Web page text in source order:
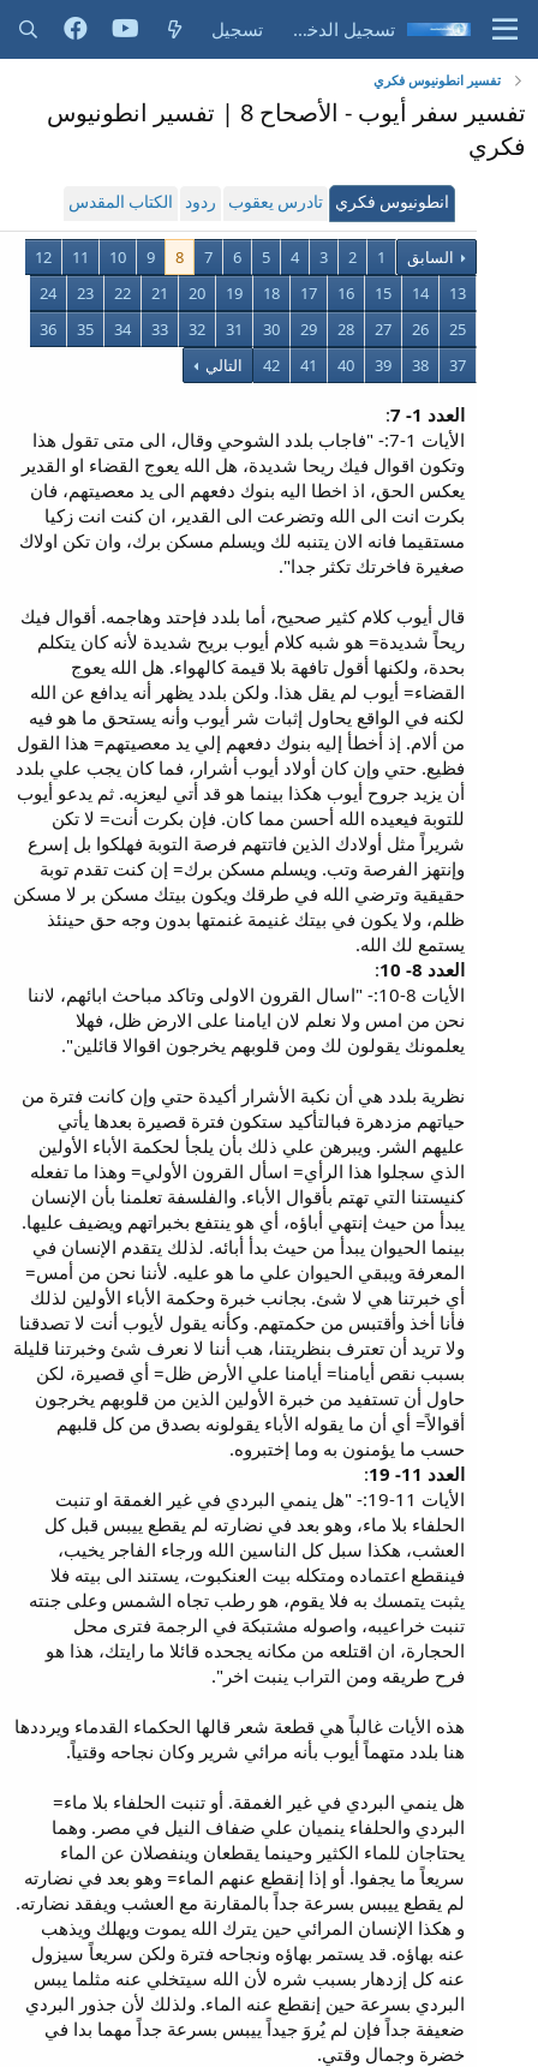
تسجيل الدخول تسجيل
تفسير انطونيوس فكري
تفسير سفر أيوب - الأصحاح 8 | تفسير انطونيوس
فكري
انطونيوس فكري تادرس يعقوب ردود الكتاب المقدس
السابق 1
2
3
4
5
6
7
8
9
10
11
12
13
14
15
16
17
18
19
20
21
22
23
24
25
26
27
28
29
30
31
32
33
34
35
36
37
38
39
40
41
42 التالي
العدد 1- 7
:
الأيات 1-7:- "فاجاب بلدد الشوحي وقال، الى متى تقول هذا
وتكون اقوال فيك ريحا شديدة، هل الله يعوج القضاء او القدير
يعكس الحق، اذ اخطا اليه بنوك دفعهم الى يد معصيتهم، فان
بكرت انت الى الله وتضرعت الى القدير، ان كنت انت زكيا
مستقيما فانه الان يتنبه لك ويسلم مسكن برك، وان تكن اولاك
صغيرة فاخرتك تكثر جدا".
قال أيوب كلام كثير صحيح، أما بلدد فإحتد وهاجمه. أقوال فيك
ريحاً شديدة= هو شبه كلام أيوب بريح شديدة لأنه كان يتكلم
بحدة، ولكنها أقول تافهة بلا قيمة كالهواء. هل الله يعوج
القضاء= أيوب لم يقل هذا. ولكن بلدد يظهر أنه يدافع عن الله
لكنه في الواقع يحاول إثبات شر أيوب وأنه يستحق ما هو فيه
من ألام. إذ أخطأ إليه بنوك دفعهم إلي يد معصيتهم= هذا القول
فظيع. حتي وإن كان أولاد أيوب أشرار، فما كان يجب علي بلدد
أن يزيد جروح أيوب هكذا بينما هو قد أتي ليعزيه. ثم يدعو أيوب
للتوبة فيعيده الله أحسن مما كان. فإن بكرت أنت= لا تكن
شريراً مثل أولادك الذين فاتتهم فرصة التوبة فهلكوا بل إسرع
وإنتهز الفرصة وتب. ويسلم مسكن برك= إن كنت تقدم توبة
حقيقية وترضي الله في طرقك ويكون بيتك مسكن بر لا مسكن
ظلم، ولا يكون في بيتك غنيمة غنمتها بدون وجه حق حينئذ
يستمع لك الله.
العدد 8- 10
:
الأيات 8-10:- "اسال القرون الاولى وتاكد مباحث ابائهم، لاننا
نحن من امس ولا نعلم لان ايامنا على الارض ظل، فهلا
يعلمونك يقولون لك ومن قلوبهم يخرجون اقوالا قائلين".
نظرية بلدد هي أن نكبة الأشرار أكيدة حتي وإن كانت فترة من
حياتهم مزدهرة فبالتأكيد ستكون فترة قصيرة بعدها يأتي
عليهم الشر. ويبرهن علي ذلك بأن يلجأ لحكمة الأباء الأولين
الذي سجلوا هذا الرأي= اسأل القرون الأولي= وهذا ما تفعله
كنيستنا التي تهتم بأقوال الأباء. والفلسفة تعلمنا بأن الإنسان
يبدأ من حيث إنتهي أباؤه، أي هو ينتفع بخبراتهم ويضيف عليها.
بينما الحيوان يبدأ من حيث بدأ أبائه. لذلك يتقدم الإنسان في
المعرفة ويبقي الحيوان علي ما هو عليه. لأننا نحن من أمس=
أي خبرتنا هي لا شئ. بجانب خبرة وحكمة الأباء الأولين لذلك
فأنا أخذ وأقتبس من حكمتهم. وكأنه يقول لأيوب أنت لا تصدقنا
ولا تريد أن تعترف بنظريتنا، هب أننا لا نعرف شئ وخبرتنا قليلة
بسبب نقص أيامنا= أيامنا علي الأرض ظل= أي قصيرة، لكن
حاول أن تستفيد من خبرة الأولين الذين من قلوبهم يخرجون
أقوالاً= أي أن ما يقوله الأباء يقولونه بصدق من كل قلبهم
حسب ما يؤمنون به وما إختبروه.
العدد 11- 19
:
الأيات 11-19:- "هل ينمي البردي في غير الغمقة او تنبت
الحلفاء بلا ماء، وهو بعد في نضارته لم يقطع ييبس قبل كل
العشب، هكذا سبل كل الناسين الله ورجاء الفاجر يخيب،
فينقطع اعتماده ومتكله بيت العنكبوت، يستند الى بيته فلا
يثبت يتمسك به فلا يقوم، هو رطب تجاه الشمس وعلى جنته
تنبت خراعيبه، واصوله مشتبكة في الرجمة فترى محل
الحجارة، ان اقتلعه من مكانه يجحده قائلا ما رايتك، هذا هو
فرح طريقه ومن التراب ينبت اخر".
هذه الأيات غالباً هي قطعة شعر قالها الحكماء القدماء ويرددها
هنا بلدد متهماً أيوب بأنه مرائي شرير وكان نجاحه وقتياً.
هل ينمي البردي في غير الغمقة. أو تنبت الحلفاء بلا ماء=
البردي والحلفاء ينميان علي ضفاف النيل في مصر. وهما
يحتاجان للماء الكثير وحينما يقطعان وينفصلان عن الماء
سريعاً ما يجفوا. أو إذا إنقطع عنهم الماء= وهو بعد في نضارته
لم يقطع ييبس بسرعة جداً بالمقارنة مع العشب ويفقد نضارته.
و هكذا الإنسان المرائي حين يترك الله يموت ويهلك ويذهب
عنه بهاؤه. قد يستمر بهاؤه ونجاحه فترة ولكن سريعاً سيزول
عنه كل إزدهار بسبب شره لأن الله سيتخلي عنه مثلما يبس
البردي بسرعة حين إنقطع عنه الماء. ولذلك لأن جذور البردي
ضعيفة جداً فإن لم يُروَ جيداً ييبس بسرعة جداً مهما بدا في
خضرة وجمال وقتي.